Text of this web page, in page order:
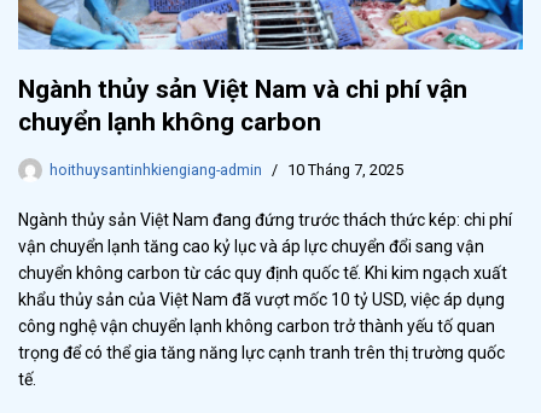
Ngành thủy sản Việt Nam và chi phí vận
chuyển lạnh không carbon
hoithuysantinhkiengiang-admin 10 Tháng 7, 2025
Ngành thủy sản Việt Nam đang đứng trước thách thức kép: chi phí
vận chuyển lạnh tăng cao kỷ lục và áp lực chuyển đổi sang vận
chuyển không carbon từ các quy định quốc tế. Khi kim ngạch xuất
khẩu thủy sản của Việt Nam đã vượt mốc 10 tỷ USD, việc áp dụng
công nghệ vận chuyển lạnh không carbon trở thành yếu tố quan
trọng để có thể gia tăng năng lực cạnh tranh trên thị trường quốc
tế.